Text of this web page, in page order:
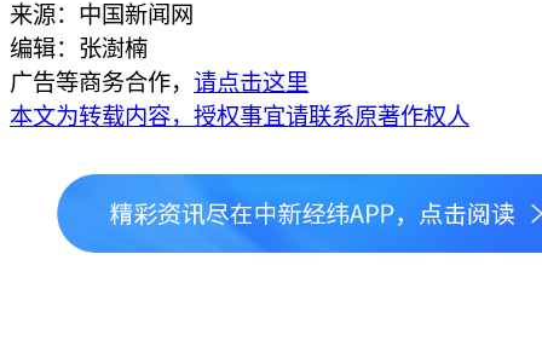
来源：中国新闻网
编辑：张澍楠
广告等商务合作， 请点击这里
本文为转载内容，授权事宜请联系原著作权人